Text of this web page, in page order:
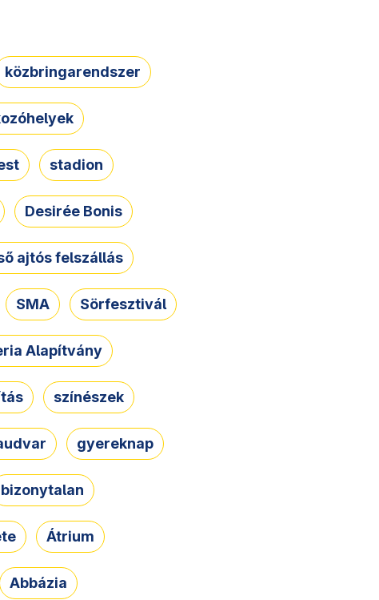
közbringarendszer
stadion
Desirée Bonis
ajtós felszállás
SMA Sörfesztivál
Alapítvány
színészek
gyereknap
bizonytalan
Átrium
Abbázia